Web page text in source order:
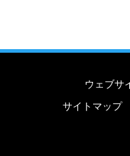
ウェブサ
サイトマップ